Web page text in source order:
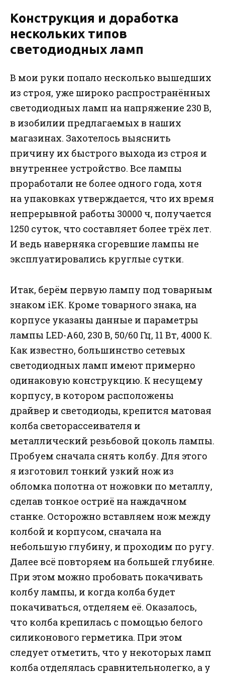
Конструкция и доработка
нескольких типов
светодиодных ламп
В мои руки попало несколько вышедших
из строя, уже широко распространённых
светодиодных ламп на напряжение 230 В,
в изобилии предлагаемых в наших
магазинах. Захотелось выяснить
причину их быстрого выхода из строя и
внутреннее устройство. Все лампы
проработали не более одного года, хотя
на упаковках утверждается, что их время
непрерывной работы 30000 ч, получается
1250 суток, что составляет более трёх лет.
И ведь наверняка сгоревшие лампы не
эксплуатировались круглые сутки.
Итак, берём первую лампу под товарным
знаком iEK. Кроме товарного знака, на
корпусе указаны данные и параметры
лампы LED-A60, 230 В, 50/60 Гц, 11 Вт, 4000 К.
Как известно, большинство сетевых
светодиодных ламп имеют примерно
одинаковую конструкцию. К несущему
корпусу, в котором расположены
драйвер и светодиоды, крепится матовая
колба светорассеивателя и
металлический резьбовой цоколь лампы.
Пробуем сначала снять колбу. Для этого
я изготовил тонкий узкий нож из
обломка полотна от ножовки по металлу,
сделав тонкое остриё на наждачном
станке. Осторожно вставляем нож между
колбой и корпусом, сначала на
небольшую глубину, и проходим по ругу.
Далее всё повторяем на большей глубине.
При этом можно пробовать покачивать
колбу лампы, и когда колба будет
покачиваться, отделяем её. Оказалось,
что колба крепилась с помощью белого
силиконового герметика. При этом
следует отметить, что у некоторых ламп
колба отделялась сравнительнолегко, а у